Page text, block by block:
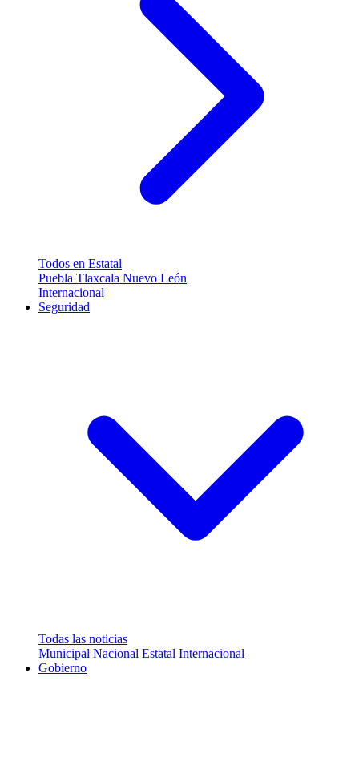
Todos en Estatal
Puebla Tlaxcala Nuevo León
Internacional
Seguridad
Todas las noticias
Municipal Nacional Estatal Internacional
Gobierno